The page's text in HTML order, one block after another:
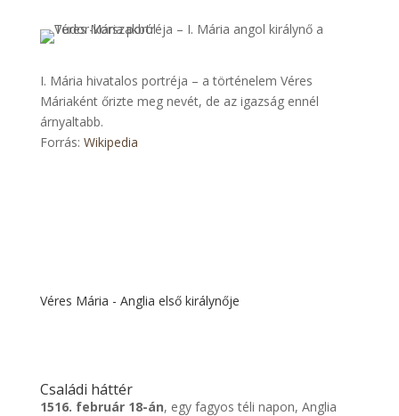
I. Mária hivatalos portréja – a történelem Véres
Máriaként őrizte meg nevét, de az igazság ennél
árnyaltabb.
Forrás: Wikipedia
Véres Mária - Anglia első királynője
Családi háttér
1516. február 18-án, egy fagyos téli napon, Anglia